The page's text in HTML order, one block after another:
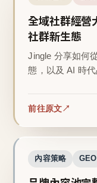
全域社群經營
社群新生態
Jingle 分享如何
態，以及 AI 時代
前往原文
內容策略 GEO